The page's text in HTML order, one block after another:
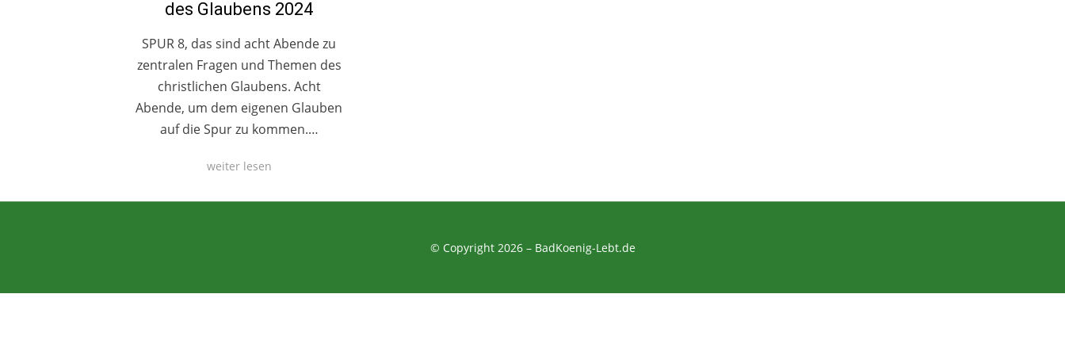
des Glaubens 2024
SPUR 8, das sind acht Abende zu
zentralen Fragen und Themen des
christlichen Glaubens. Acht
Abende, um dem eigenen Glauben
auf die Spur zu kommen.…
weiter lesen
© Copyright 2026 – BadKoenig-Lebt.de